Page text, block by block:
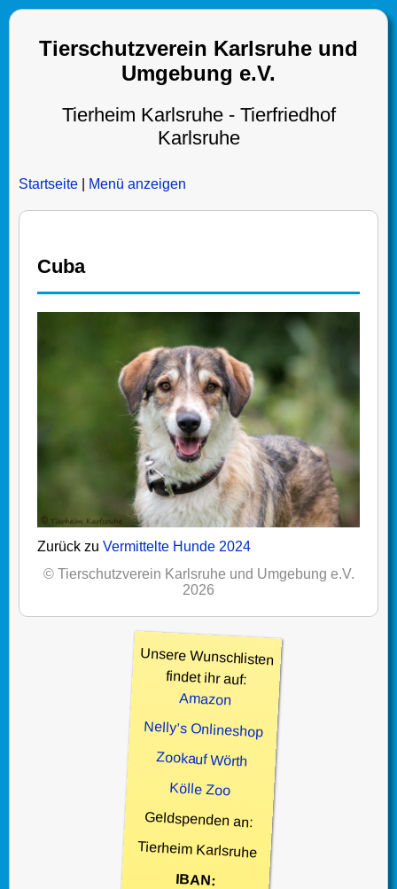
Tierschutzverein Karlsruhe und
Umgebung e.V.
Tierheim Karlsruhe - Tierfriedhof
Karlsruhe
Startseite Menü anzeigen
Cuba
Zurück zu Vermittelte Hunde 2024
© Tierschutzverein Karlsruhe und Umgebung e.V.
2026
Unsere Wunschlisten
findet ihr auf:
Amazon
Nelly’s Onlineshop
Zookauf Wörth
Kölle Zoo
Geldspenden an:
Tierheim Karlsruhe
IBAN: